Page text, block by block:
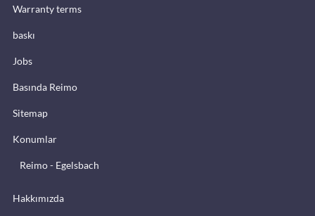
Warranty terms
baskı
Jobs
Basında Reimo
Sitemap
Konumlar
Reimo - Egelsbach
Hakkımızda